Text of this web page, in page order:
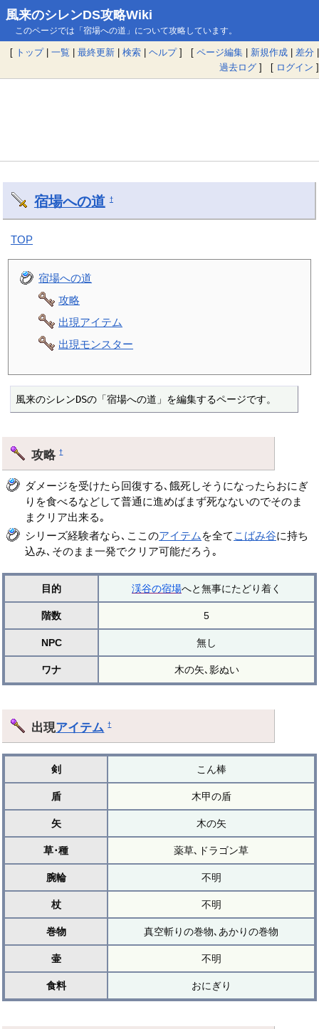
風来のシレンDS攻略Wiki
このページでは「宿場への道」について攻略しています。
[ トップ| 一覧 | 最終更新 | 検索 | ヘルプ] [ ページ編集 | 新規作成 | 差分 |
過去ログ ] [ ログイン ]
宿場への道 †
TOP
宿場への道
攻略
出現アイテム
出現モンスター
風来のシレンDSの「宿場への道」を編集するページです。
攻略†
ダメージを受けたら回復する､餓死しそうになったらおにぎ
りを食べるなどして普通に進めばまず死なないのでそのま
まクリア出来る｡
シリーズ経験者なら､ここのアイテム を全て こばみ谷に持ち
込み､そのまま一発でクリア可能だろう｡
目的 渓谷の宿場へと無事にたどり着く
階数 5
NPC 無し
ワナ 木の矢､影ぬい
出現アイテム †
剣 こん棒
盾 木甲の盾
矢 木の矢
草･種 薬草､ドラゴン草
腕輪 不明
杖 不明
巻物 真空斬りの巻物､あかりの巻物
壷 不明
食料 おにぎり